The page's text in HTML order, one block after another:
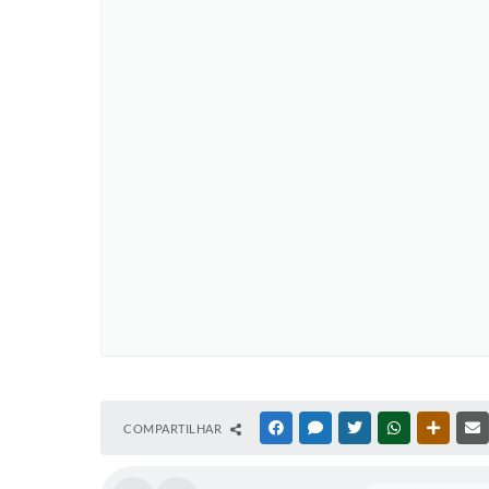
COMPARTILHAR FACEBOOKMESSENGER
TWITTERWHATSAPP